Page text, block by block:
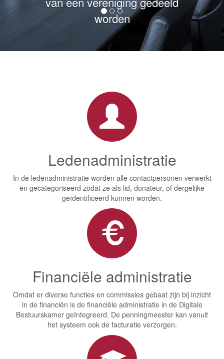
en teruggevonden
Ledenadministratie
In de ledenadministratie worden alle contactpersonen verwerkt
en gecategoriseerd zodat ze als lid, donateur, of dergelijke
geïdentificeerd kunnen worden.
Financiële administratie
Omdat er diverse functies en commissies gebaat zijn bij inzicht
in de financiën is de financiële administratie in de Digitale
Bestuurskamer geïntegreerd. De penningmeester kan vanuit
het systeem ook de facturatie verzorgen.